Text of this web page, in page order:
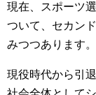
現在、スポーツ
ついて、セカン
みつつあります。
現役時代から引